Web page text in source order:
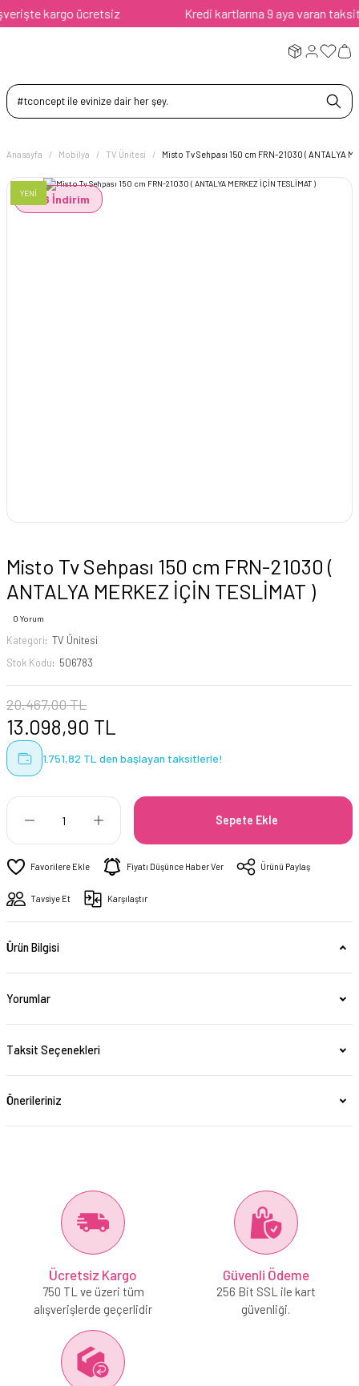
kargo ücretsiz Kredi kartlarına 9 aya varan taksit
Anasayfa Mobilya TV Ünitesi Misto Tv Sehpası 150 cm FRN-21030 ( ANTALYA
YENİ%36 İndirim
Misto Tv Sehpası 150 cm FRN-21030 (
ANTALYA MERKEZ İÇİN TESLİMAT )
0 Yorum
Kategori
TV Ünitesi
Stok Kodu
506783
20.467,00 TL
13.098,90 TL
1.751,82 TL den başlayan taksitlerle!
Sepete Ekle
Fiyatı Düşünce Haber Ver Ürünü Paylaş
Tavsiye Et Karşılaştır
Ürün Bilgisi
Yorumlar
Taksit Seçenekleri
Önerileriniz
Ücretsiz Kargo
750 TL ve üzeri tüm
alışverişlerde geçerlidir
Güvenli Ödeme
256 Bit SSL ile kart
güvenliği.